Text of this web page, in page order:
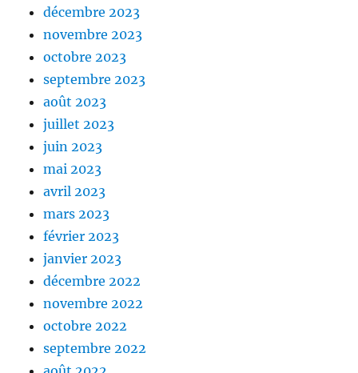
décembre 2023
novembre 2023
octobre 2023
septembre 2023
août 2023
juillet 2023
juin 2023
mai 2023
avril 2023
mars 2023
février 2023
janvier 2023
décembre 2022
novembre 2022
octobre 2022
septembre 2022